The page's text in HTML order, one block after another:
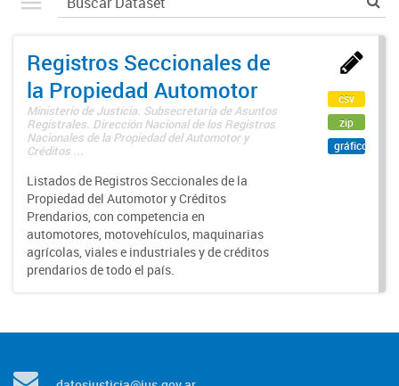
Registros Seccionales de
la Propiedad Automotor
Ministerio de Justicia. Subsecretaría de Asuntos
Registrales. Dirección Nacional de los Registros
Nacionales de la Propiedad del Automotor y
Créditos ...
Listados de Registros Seccionales de la
Propiedad del Automotor y Créditos
Prendarios, con competencia en
automotores, motovehículos, maquinarias
agrícolas, viales e industriales y de créditos
prendarios de todo el país.
csv
zip
gráfico